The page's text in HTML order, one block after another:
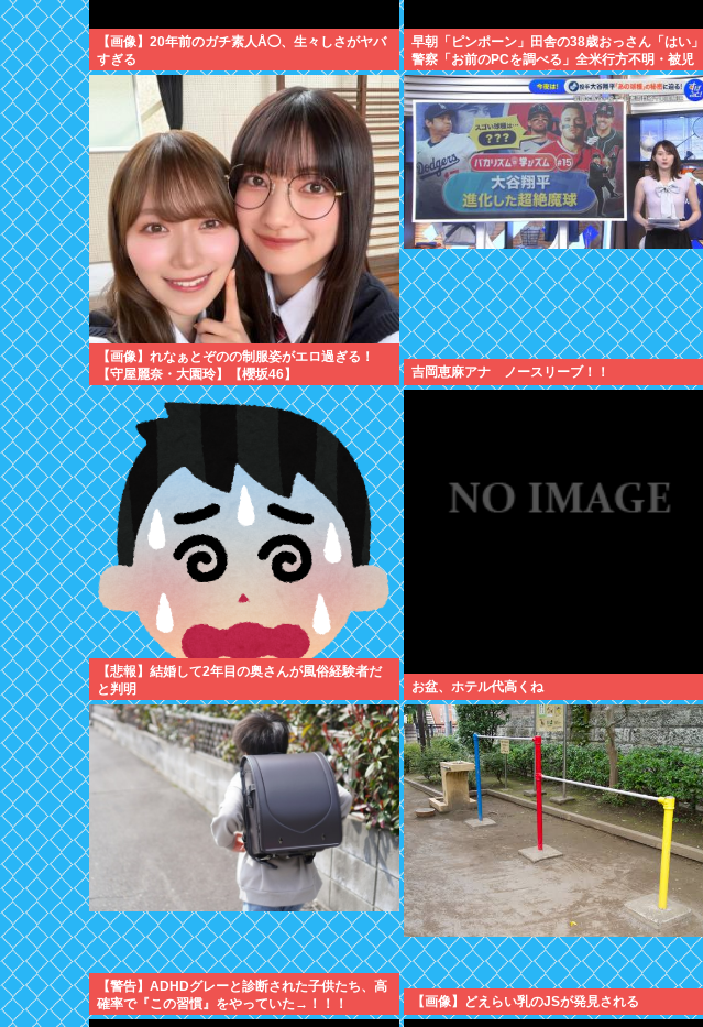
【画像】20年前のガチ素人Å◯、生々しさがヤバ
すぎる
早朝「ピンポーン」田舎の38歳おっさん「はい」
警察「お前のPCを調べる」全米行方不明・被児
童搾取センターからの通報により児ホ゜画像を発
見、逮捕
【画像】れなぁとぞのの制服姿がエロ過ぎる！
【守屋麗奈・大園玲】【櫻坂46】
吉岡恵麻アナ ノースリーブ！！
【悲報】結婚して2年目の奥さんが風俗経験者だ
と判明
お盆、ホテル代高くね
【警告】ADHDグレーと診断された子供たち、高
確率で『この習慣』をやっていた→！！！
【画像】どえらい乳のJSが発見される